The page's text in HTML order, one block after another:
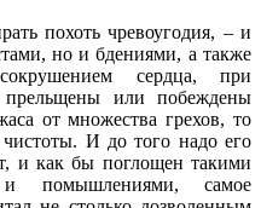
похоть чревоугодия, – и
но и бдениями, а также
сердца, при
или побеждены
от множества грехов, то
И до того надо его
и как бы поглощен такими
и помышлениями, самое